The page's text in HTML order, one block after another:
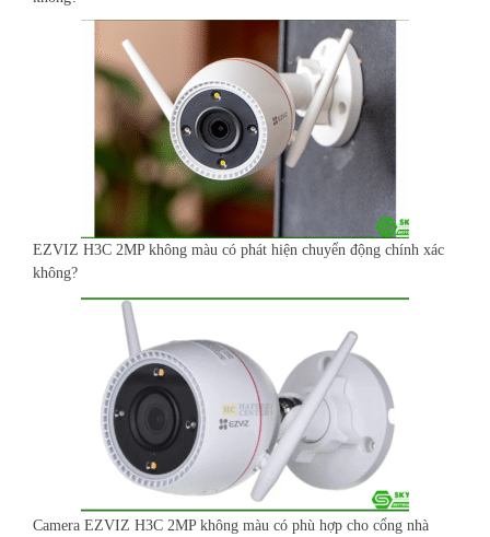
EZVIZ H3C 2MP không màu có phát hiện chuyển động chính xác
không?
Camera EZVIZ H3C 2MP không màu có phù hợp cho cổng nhà